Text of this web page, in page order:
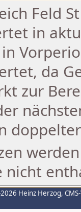
Feld
in
da
zur
nicht
Heinz Herzog,